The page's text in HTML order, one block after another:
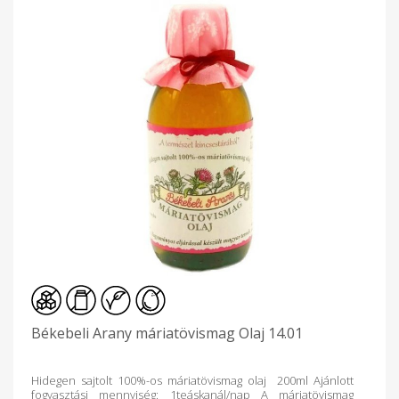
Békebeli Arany máriatövismag Olaj 14.01
Hidegen sajtolt 100%-os máriatövismag olaj 200ml Ajánlott
fogyasztási mennyiség: 1teáskanál/nap A máriatövismag